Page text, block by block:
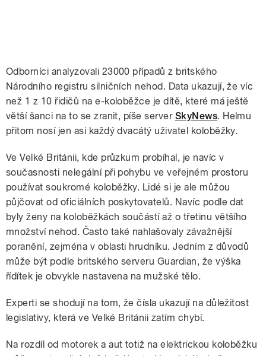
Odborníci analyzovali 23000 případů z britského
Národního registru silničních nehod. Data ukazují, že víc
než 1 z 10 řidičů na e-koloběžce je dítě, které má ještě
větší šanci na to se zranit, píše server SkyNews. Helmu
přitom nosí jen asi každý dvacátý uživatel koloběžky.
Ve Velké Británii, kde průzkum probíhal, je navíc v
současnosti nelegální při pohybu ve veřejném prostoru
používat soukromé koloběžky. Lidé si je ale můžou
půjčovat od oficiálních poskytovatelů. Navíc podle dat
byly ženy na koloběžkách součástí až o třetinu většího
množství nehod. Často také nahlašovaly závažnější
poranění, zejména v oblasti hrudníku. Jedním z důvodů
může být podle britského serveru Guardian, že výška
řídítek je obvykle nastavena na mužské tělo.
Experti se shodují na tom, že čísla ukazují na důležitost
legislativy, která ve Velké Británii zatím chybí.
Na rozdíl od motorek a aut totiž na elektrickou koloběžku